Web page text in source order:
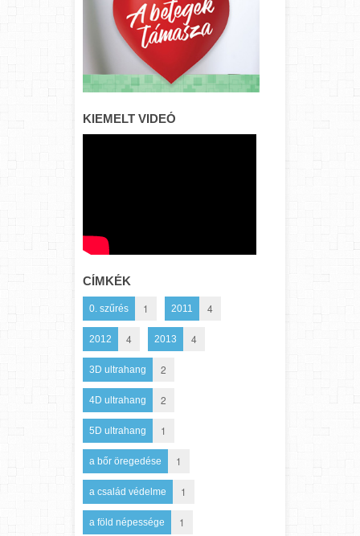
KIEMELT VIDEÓ
CÍMKÉK
0. szűrés 1 2011 4
2012 4 2013 4
3D ultrahang 2
4D ultrahang 2
5D ultrahang 1
a bőr öregedése 1
a család védelme 1
a föld népessége 1